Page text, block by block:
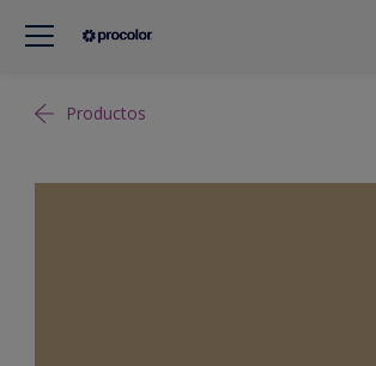
Productos